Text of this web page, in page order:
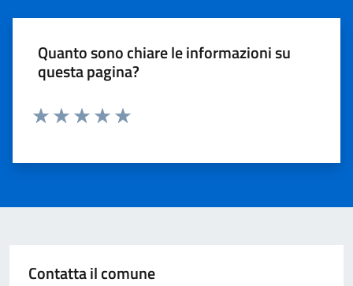
Quanto sono chiare le informazioni su
questa pagina?
Contatta il comune